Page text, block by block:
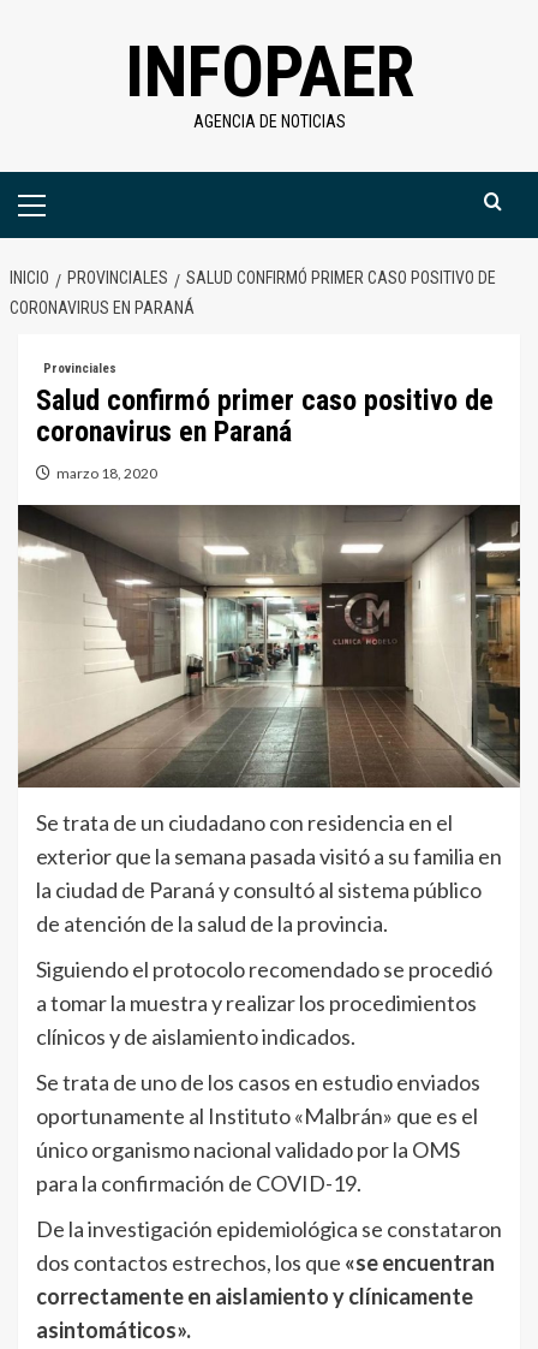
INFOPAER
AGENCIA DE NOTICIAS
Menú
INICIO PROVINCIALES
SALUD CONFIRMÓ PRIMER CASO POSITIVO DE
CORONAVIRUS EN PARANÁ
Provinciales
Salud confirmó primer caso positivo de
coronavirus en Paraná
marzo 18, 2020
Se trata de un ciudadano con residencia en el
exterior que la semana pasada visitó a su familia en
la ciudad de Paraná y consultó al sistema público
de atención de la salud de la provincia.
Siguiendo el protocolo recomendado se procedió
a tomar la muestra y realizar los procedimientos
clínicos y de aislamiento indicados.
Se trata de uno de los casos en estudio enviados
oportunamente al Instituto «Malbrán» que es el
único organismo nacional validado por la OMS
para la confirmación de COVID-19.
De la investigación epidemiológica se constataron
dos contactos estrechos, los que «se encuentran
correctamente en aislamiento y clínicamente
asintomáticos».